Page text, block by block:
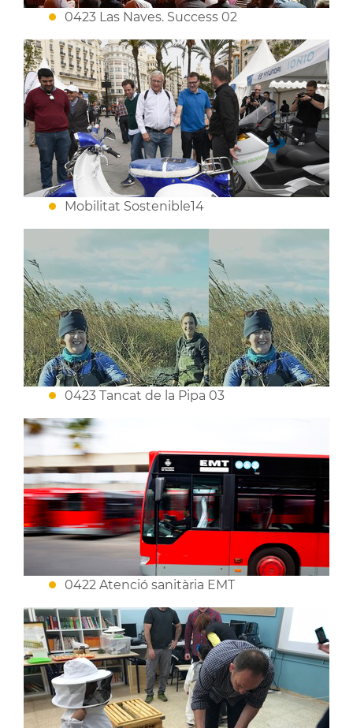
0423 Las Naves. Success 02
Mobilitat Sostenible14
0423 Tancat de la Pipa 03
0422 Atenció sanitària EMT